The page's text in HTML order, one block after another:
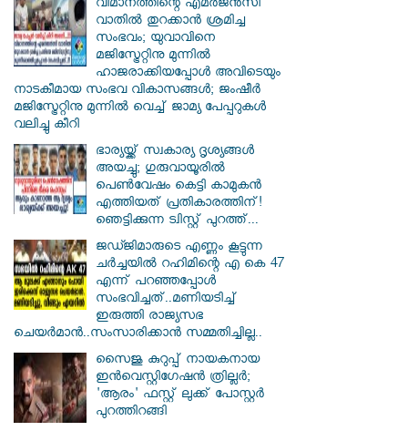
വിമാനത്തിന്റെ എമർജൻസി
വാതിൽ തുറക്കാൻ ശ്രമിച്ച
സംഭവം; യുവാവിനെ
മജിസ്ട്രേറ്റിനു മുന്നിൽ
ഹാജരാക്കിയപ്പോൾ അവിടെയും
നാടകീമായ സംഭവ വികാസങ്ങൾ; ജംഷീർ
മജിസ്ട്രേറ്റിനു മുന്നിൽ വെച്ച് ജാമ്യ പേപ്പറുകൾ
വലിച്ചു കീറി
ഭാര്യയ്ക്ക് സ്വകാര്യ ദൃശ്യങ്ങൾ
അയച്ചു; ഗുരുവായൂരിൽ
പെൺവേഷം കെട്ടി കാമുകൻ
എത്തിയത് പ്രതികാരത്തിന്!
ഞെട്ടിക്കുന്ന ട്വിസ്റ്റ് പുറത്ത്...
ജഡ്ജിമാരുടെ എണ്ണം കൂട്ടുന്ന
ചർച്ചയിൽ റഹിമിന്റെ എ കെ 47
എന്ന് പറഞ്ഞപ്പോൾ
സംഭവിച്ചത്..മണിയടിച്ച്
ഇരുത്തി രാജ്യസഭ
ചെയർമാൻ..സംസാരിക്കാൻ സമ്മതിച്ചില്ല..
സൈജു കുറുപ്പ് നായകനായ
ഇൻവെസ്റ്റിഗേഷൻ ത്രില്ലർ;
'ആരം' ഫസ്റ്റ് ലുക്ക് പോസ്റ്റർ
പുറത്തിറങ്ങി